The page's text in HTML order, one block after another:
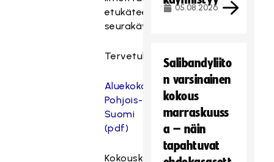
etukäteen
seurakäyttäjätunnuksilla.
Tervetuloa!
Aluekokouskutsu
Pohjois-
Suomi
(pdf)
Kokouskutsu
05.08.2026
Salibandyliito
n varsinainen
kokous
marraskuuss
a – näin
tapahtuvat